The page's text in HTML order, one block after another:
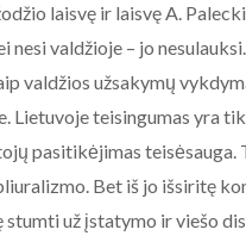
laisvę ir laisvę A.
nesi valdžioje – jo
valdžios užsakymų
Lietuvoje teisingumas yra
pasitikėjimas teisėsauga.
Bet iš jo išsiritę
už įstatymo ir viešo